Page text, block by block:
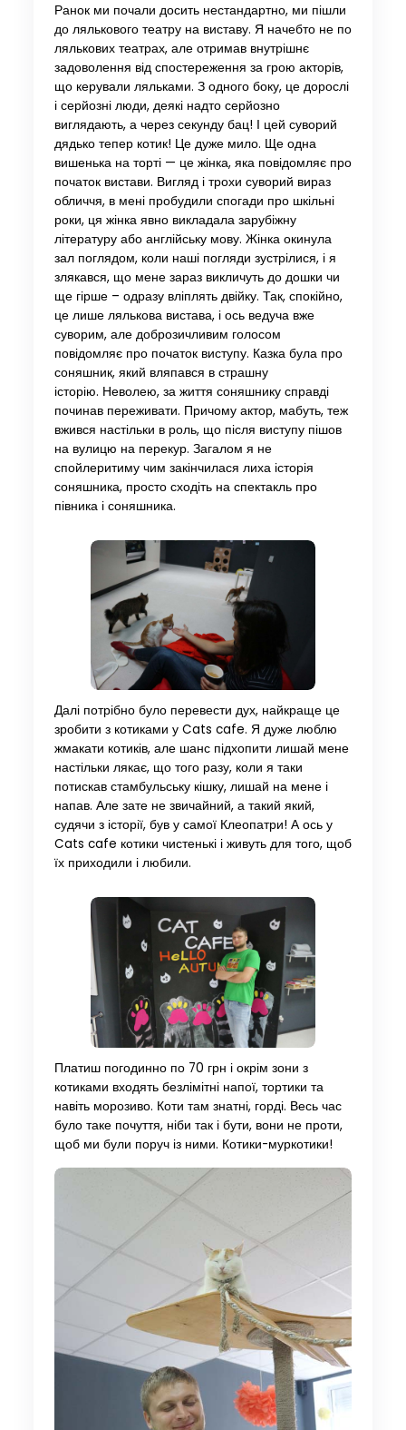
Ранок ми почали досить нестандартно, ми пішли
до лялькового театру на виставу. Я начебто не по
лялькових театрах, але отримав внутрішнє
задоволення від спостереження за грою акторів,
що керували ляльками. З одного боку, це дорослі
і серйозні люди, деякі надто серйозно
виглядають, а через секунду бац! І цей суворий
дядько тепер котик! Це дуже мило. Ще одна
вишенька на торті — це жінка, яка повідомляє про
початок вистави. Вигляд і трохи суворий вираз
обличчя, в мені пробудили спогади про шкільні
роки, ця жінка явно викладала зарубіжну
літературу або англійську мову. Жінка окинула
зал поглядом, коли наші погляди зустрілися, і я
злякався, що мене зараз викличуть до дошки чи
ще гірше – одразу вліплять двійку. Так, спокійно,
це лише лялькова вистава, і ось ведуча вже
суворим, але доброзичливим голосом
повідомляє про початок виступу. Казка була про
соняшник, який вляпався в страшну
історію. Неволею, за життя соняшнику справді
починав переживати. Причому актор, мабуть, теж
вжився настільки в роль, що після виступу пішов
на вулицю на перекур. Загалом я не
спойлеритиму чим закінчилася лиха історія
соняшника, просто сходіть на спектакль про
півника і соняшника.
Далі потрібно було перевести дух, найкраще це
зробити з котиками у Cats cafe. Я дуже люблю
жмакати котиків, але шанс підхопити лишай мене
настільки лякає, що того разу, коли я таки
потискав стамбульську кішку, лишай на мене і
напав. Але зате не звичайний, а такий який,
судячи з історії, був у самої Клеопатри! А ось у
Cats cafe котики чистенькі і живуть для того, щоб
їх приходили і любили.
Платиш погодинно по 70 грн і окрім зони з
котиками входять безлімітні напої, тортики та
навіть морозиво. Коти там знатні, горді. Весь час
було таке почуття, ніби так і бути, вони не проти,
щоб ми були поруч із ними. Котики-муркотики!